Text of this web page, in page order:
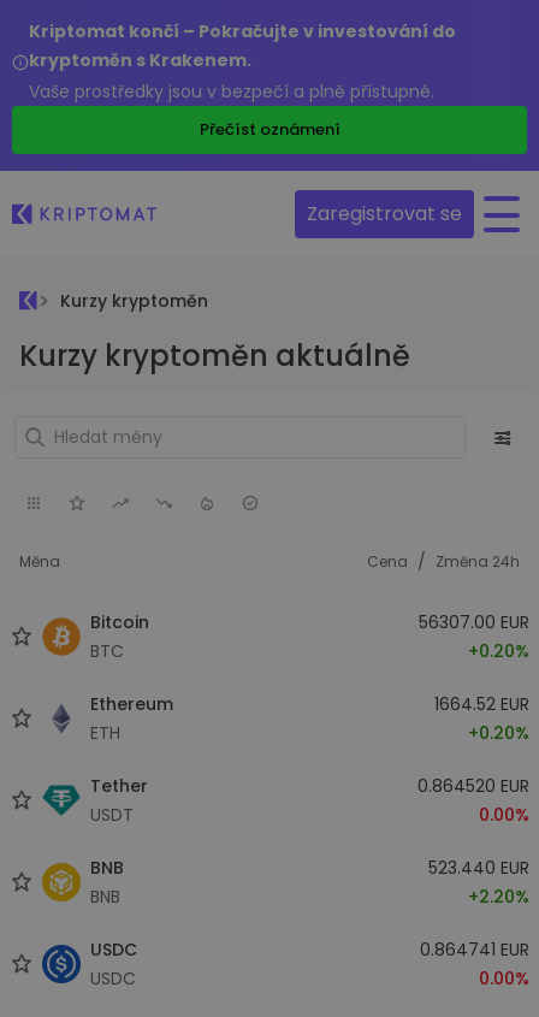
Kriptomat končí – Pokračujte v investování do
kryptoměn s Krakenem.
Vaše prostředky jsou v bezpečí a plně přístupné.
Přečíst oznámení
Zaregistrovat se
Kurzy kryptoměn
Kurzy kryptoměn aktuálně
Měna Cena / Změna 24h
Bitcoin
BTC
56307.00 EUR
+0.20%
Ethereum
ETH
1664.52 EUR
+0.20%
Tether
USDT
0.864520 EUR
0.00%
BNB
BNB
523.440 EUR
+2.20%
USDC
USDC
0.864741 EUR
0.00%